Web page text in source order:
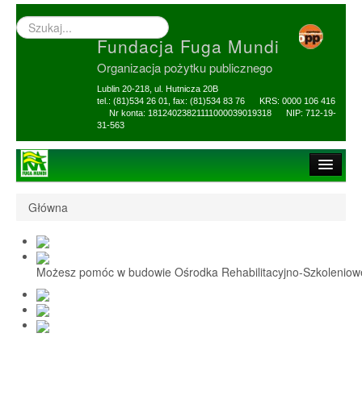
Wyszukiwarka
–
Fundacja Fuga Mundi
Organizacja pożytku publicznego
Lublin 20-218, ul. Hutnicza 20B
tel.: (81)534 26 01, fax: (81)534 83 76 KRS: 0000 106 416
Nr konta: 18124023821111000039019318 NIP: 712-19-
31-563
1,5% i darowizny
Nasi Beneficjenci
Ośrodek Reh-Szkol
Sprawozdania
Główna
Możesz pomóc w budowie Ośrodka Rehabilitacyjno-